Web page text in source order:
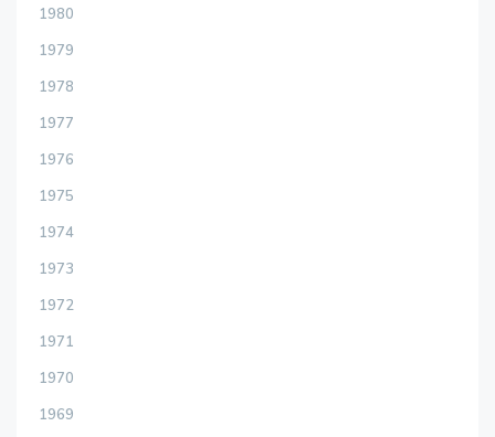
1980
1979
1978
1977
1976
1975
1974
1973
1972
1971
1970
1969